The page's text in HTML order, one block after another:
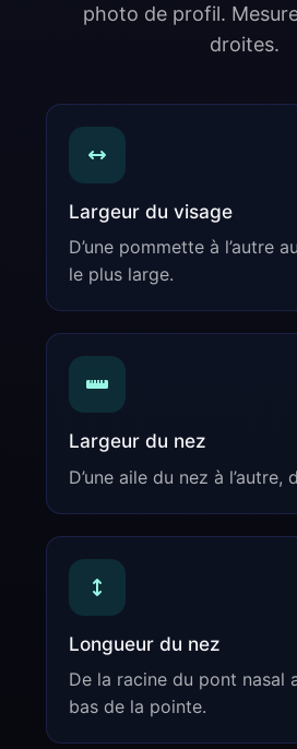
photo de profil.
droites.
Largeur du visage
D’une pommette à l’autre
le plus large.
Largeur du nez
D’une aile du nez à l’autre,
Longueur du nez
De la racine du pont nasal
bas de la pointe.